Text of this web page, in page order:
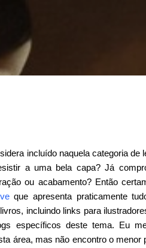
incluído naquela categoria de
a uma bela capa? Já
ou acabamento? Então
que apresenta praticamente
incluindo links para
específicos deste tema. Eu
área, mas não encontro o